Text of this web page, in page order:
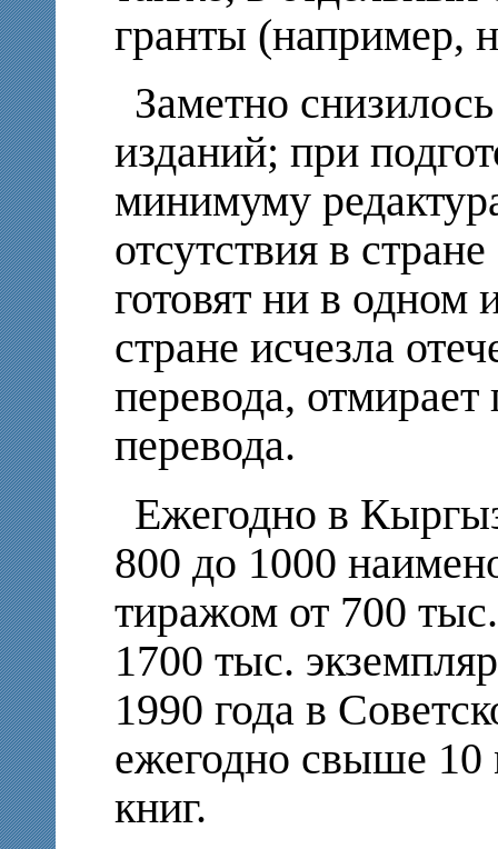
гранты (например,
Заметно
изданий; при
минимуму
отсутствия в
готовят ни в одном
стране исчезла
перевода, отмирает
перевода.
Ежегодно в
800 до 1000
тиражом от 700
1700 тыс.
1990 года в
ежегодно свыше 10
книг.